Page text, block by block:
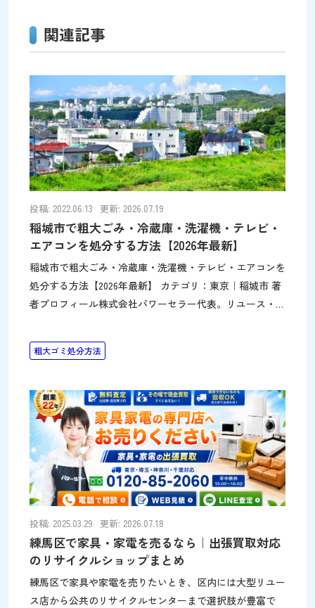
関連記事
投稿: 2022.06.13 更新: 2026.07.19
稲城市で粗大ごみ・冷蔵庫・洗濯機・テレビ・
エアコンを処分する方法【2026年最新】
稲城市で粗大ごみ・冷蔵庫・洗濯機・テレビ・エアコンを
処分する方法【2026年最新】 カテゴリ：東京｜稲城市 著
者プロフィール株式会社パワーセラー代表。リユース・リ
遺品整理を通じて環境と社会に貢献。メディア出演も多
数。詳細はこちら 家具や家電などの粗大ごみのご処分で
や家具など、どのように捨てればよいか分からず、慌てて
しまう事もあります。 このページでは、粗大ごみの捨て
方を以下のパターンに分け、実際に稲城市ではどのように
捨てればよいかを、わかりやすくまとめます。稲城市は3
つの粗大ごみ基準（1辺50cm以上・重量5kg以上・3辺合計
100cm以上）を採用し、家庭ごみは100%リサイクルされて
埋立ゼロを達成している環境先進地域です。冷蔵
粗大ゴミ処分方法
投稿: 2025.03.29 更新: 2026.07.18
練馬区で家具・家電を売るなら｜出張買取対応
のリサイクルショップまとめ
練馬区で家具や家電を売りたいとき、区内には大型リユー
ス店から公共のリサイクルセンターまで選択肢が豊富で